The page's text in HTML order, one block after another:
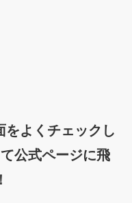
よくチェックし
公式ページに飛